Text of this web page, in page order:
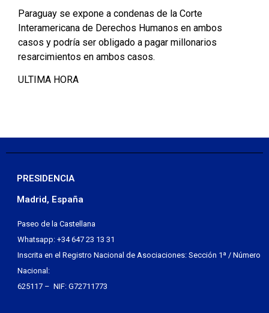
Paraguay se expone a condenas de la Corte
Interamericana de Derechos Humanos en ambos
casos y podría ser obligado a pagar millonarios
resarcimientos en ambos casos.
ULTIMA HORA
PRESIDENCIA
Madrid, España
Paseo de la Castellana
Whatsapp: +34 647 23 13 31
Inscrita en el Registro Nacional de Asociaciones: Sección 1ª / Número
Nacional:
625117 – NIF: G72711773